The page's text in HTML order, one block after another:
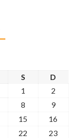
S
D
1
2
8
9
15
16
22
23